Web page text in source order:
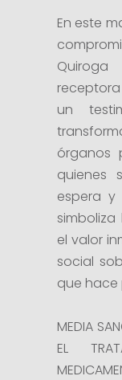
En este
un
órganos
quienes
espera y
el valor
social
que hace
MEDIA
EL